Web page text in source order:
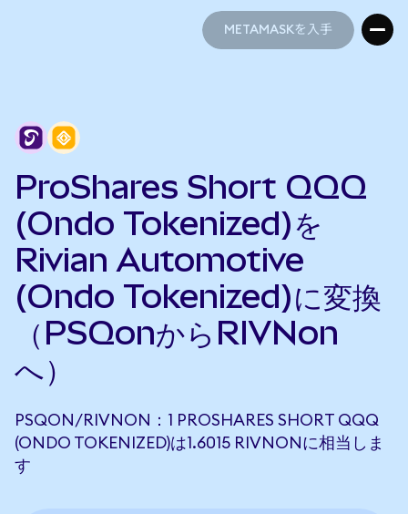
METAMASKを入手
ProShares Short QQQ
(Ondo Tokenized)を
Rivian Automotive
(Ondo Tokenized)に変換
（PSQonからRIVNon
へ）
PSQON/RIVNON：1 PROSHARES SHORT QQQ
(ONDO TOKENIZED)は1.6015 RIVNONに相当しま
す